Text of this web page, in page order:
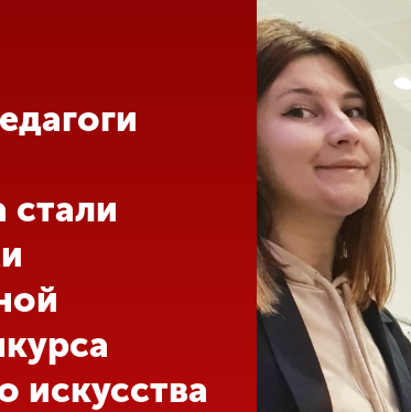
стали
искусства